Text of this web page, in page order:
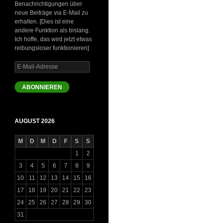
Benachrichtigungen über
neue Beiträge via E-Mail zu
erhalten. [Dies ist eine
andere Funktion als bislang.
Ich hoffe, das wird jetzt etwas
reibungsloser funktionieren]
E-
Mail-
Adresse
ABONNIEREN
AUGUST 2026
M D M D F S
S
1
2
3
4 5 6 7 8
9
10
11 12 13 14 15
16
17
18 19 20 21 22
23
24
25 26 27 28 29
30
31